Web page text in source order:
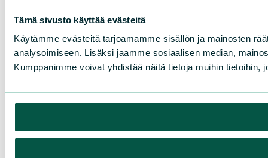
Tämä sivusto käyttää evästeitä
Käytämme evästeitä tarjoamamme sisällön ja mainosten
analysoimiseen. Lisäksi jaamme sosiaalisen median,
Kumppanimme voivat yhdistää näitä tietoja muihin tietoihin,